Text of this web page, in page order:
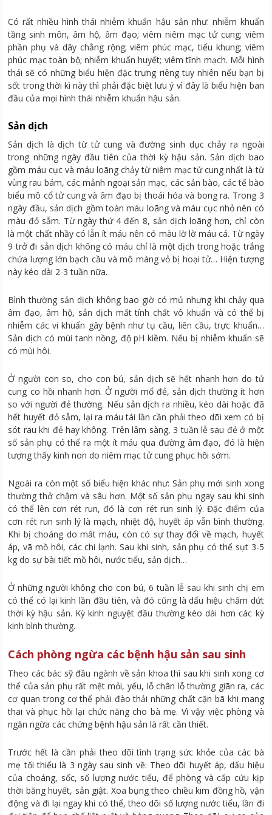
Có rất nhiều hình thái nhiễm khuẩn hậu sản như: nhiễm khuẩn
tầng sinh môn, âm hộ, âm đạo; viêm niêm mạc tử cung; viêm
phần phụ và dây chằng rộng; viêm phúc mạc, tiểu khung; viêm
phúc mạc toàn bộ; nhiễm khuẩn huyết; viêm tĩnh mạch. Mỗi hình
thái sẽ có những biểu hiện đặc trưng riêng tuy nhiên nếu bạn bị
sốt trong thời kì này thì phải đặc biệt lưu ý vì đây là biểu hiện ban
đầu của mọi hình thái nhiễm khuẩn hậu sản.
Sản dịch
Sản dịch là dịch từ tử cung và đường sinh dục chảy ra ngoài
trong những ngày đầu tiên của thời kỳ hậu sản. Sản dịch bao
gồm máu cục và máu loãng chảy từ niêm mạc tử cung nhất là từ
vùng rau bám, các mảnh ngoại sản mạc, các sản bào, các tế bào
biểu mô cổ tử cung và âm đạo bị thoái hóa và bong ra. Trong 3
ngày đầu, sản dịch gồm toàn máu loãng và máu cục nhỏ nên có
màu đỏ sẫm. Từ ngày thứ 4 đến 8, sản dịch loãng hơn, chỉ còn
là một chất nhầy có lẫn ít máu nên có màu lờ lờ máu cá. Từ ngày
9 trở đi sản dịch không có máu chỉ là một dịch trong hoặc trắng
chứa lượng lớn bạch cầu và mô màng vỏ bị hoại tử… Hiện tượng
này kéo dài 2-3 tuần nữa.
Bình thường sản dịch không bao giờ có mủ nhưng khi chảy qua
âm đạo, âm hộ, sản dịch mất tính chất vô khuẩn và có thể bị
nhiễm các vi khuẩn gây bệnh như tụ cầu, liên cầu, trực khuẩn…
Sản dịch có mùi tanh nồng, độ pH kiềm. Nếu bị nhiễm khuẩn sẽ
có mùi hôi.
Ở người con so, cho con bú, sản dịch sẽ hết nhanh hơn do tử
cung co hồi nhanh hơn. Ở người mổ đẻ, sản dịch thường ít hơn
so với người đẻ thường. Nếu sản dịch ra nhiều, kéo dài hoặc đã
hết huyết đỏ sẫm, lại ra máu tái lần cần phải theo dõi xem có bị
sót rau khi đẻ hay không. Trên lâm sàng, 3 tuần lễ sau đẻ ở một
số sản phụ có thể ra một ít máu qua đường âm đạo, đó là hiện
tượng thấy kinh non do niêm mạc tử cung phục hồi sớm.
Ngoài ra còn một số biểu hiện khác như: Sản phụ mới sinh xong
thường thở chậm và sâu hơn. Một số sản phụ ngay sau khi sinh
có thể lên cơn rét run, đó là cơn rét run sinh lý. Đặc điểm của
cơn rét run sinh lý là mạch, nhiệt độ, huyết áp vẫn bình thường.
Khi bị choáng do mất máu, còn có sự thay đổi về mạch, huyết
áp, vã mồ hôi, các chi lạnh. Sau khi sinh, sản phụ có thể sụt 3-5
kg do sự bài tiết mồ hôi, nước tiểu, sản dịch…
Ở những người không cho con bú, 6 tuần lễ sau khi sinh chị em
có thể có lại kinh lần đầu tiên, và đó cũng là dấu hiệu chấm dứt
thời kỳ hậu sản. Kỳ kinh nguyệt đầu thường kéo dài hơn các kỳ
kinh bình thường.
Cách phòng ngừa các bệnh hậu sản sau sinh
Theo các bác sỹ đầu ngành về sản khoa thì sau khi sinh xong cơ
thể của sản phụ rất mệt mỏi, yếu, lỗ chân lỗ thường giãn ra, các
cơ quan trong cơ thể phải đào thải những chất cặn bã khi mang
thai và phục hồi lại chức năng cho bà mẹ. Vì vậy việc phòng và
ngăn ngừa các chứng bệnh hậu sản là rất cần thiết.
Trước hết là cần phải theo dõi tình trạng sức khỏe của các bà
mẹ tối thiểu là 3 ngày sau sinh về: Theo dõi huyết áp, dấu hiệu
của choáng, sốc, số lượng nước tiểu, để phòng và cấp cứu kịp
thời băng huyết, sản giật. Xoa bụng theo chiều kim đồng hồ, vận
động và đi lại ngay khi có thể, theo dõi số lượng nước tiểu, lần đi